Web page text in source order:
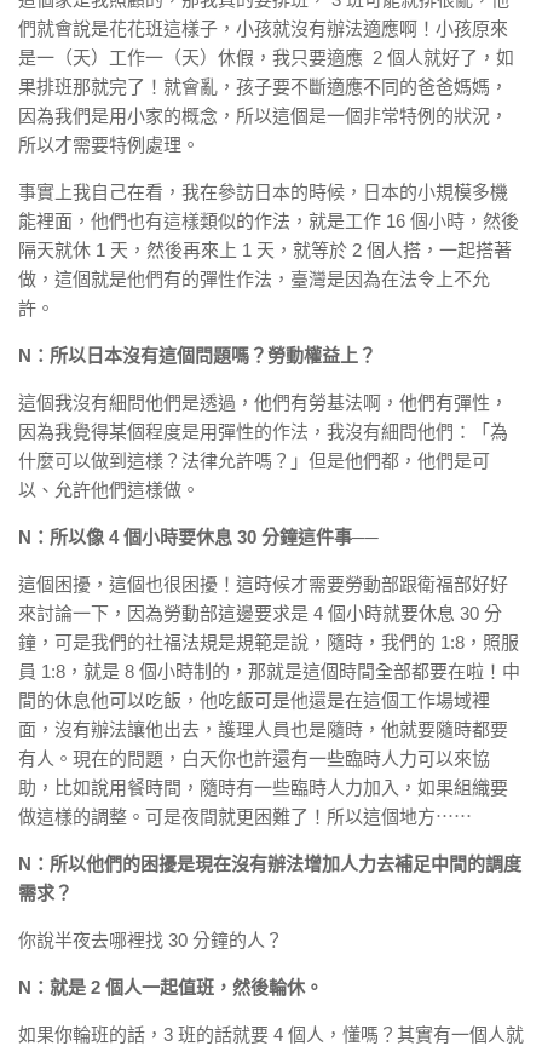
們就會說是花花班這樣子，小孩就沒有辦法適應啊！小孩原來
是一（天）工作一（天）休假，我只要適應 2 個人就好了，如
果排班那就完了！就會亂，孩子要不斷適應不同的爸爸媽媽，
因為我們是用小家的概念，所以這個是一個非常特例的狀況，
所以才需要特例處理。
事實上我自己在看，我在參訪日本的時候，日本的小規模多機
能裡面，他們也有這樣類似的作法，就是工作 16 個小時，然後
隔天就休 1 天，然後再來上 1 天，就等於 2 個人搭，一起搭著
做，這個就是他們有的彈性作法，臺灣是因為在法令上不允
許。
N：所以日本沒有這個問題嗎？勞動權益上？
這個我沒有細問他們是透過，他們有勞基法啊，他們有彈性，
因為我覺得某個程度是用彈性的作法，我沒有細問他們：「為
什麼可以做到這樣？法律允許嗎？」但是他們都，他們是可
以、允許他們這樣做。
N：所以像 4 個小時要休息 30 分鐘這件事──
這個困擾，這個也很困擾！這時候才需要勞動部跟衛福部好好
來討論一下，因為勞動部這邊要求是 4 個小時就要休息 30 分
鐘，可是我們的社福法規是規範是說，隨時，我們的 1:8，照服
員 1:8，就是 8 個小時制的，那就是這個時間全部都要在啦！中
間的休息他可以吃飯，他吃飯可是他還是在這個工作場域裡
面，沒有辦法讓他出去，護理人員也是隨時，他就要隨時都要
有人。現在的問題，白天你也許還有一些臨時人力可以來協
助，比如說用餐時間，隨時有一些臨時人力加入，如果組織要
做這樣的調整。可是夜間就更困難了！所以這個地方⋯⋯
N：所以他們的困擾是現在沒有辦法增加人力去補足中間的調度
需求？
你說半夜去哪裡找 30 分鐘的人？
N：就是 2 個人一起值班，然後輪休。
如果你輪班的話，3 班的話就要 4 個人，懂嗎？其實有一個人就